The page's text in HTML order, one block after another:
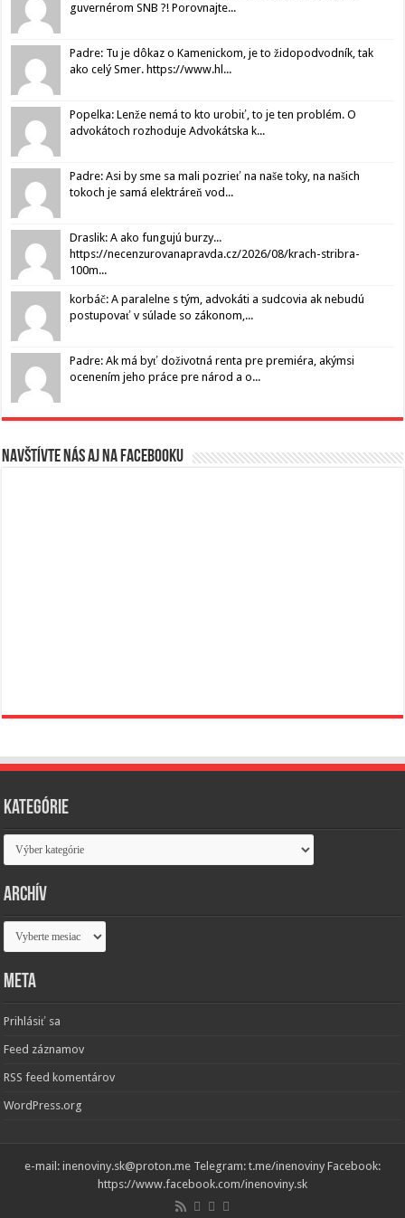
guvernérom SNB ?! Porovnajte...
Padre: Tu je dôkaz o Kamenickom, je to židopodvodník, tak
ako celý Smer. https://www.hl...
Popelka: Lenže nemá to kto urobiť, to je ten problém. O
advokátoch rozhoduje Advokátska k...
Padre: Asi by sme sa mali pozrieť na naše toky, na našich
tokoch je samá elektráreň vod...
Draslik: A ako fungujú burzy...
https://necenzurovanapravda.cz/2026/08/krach-stribra-
100m...
korbáč: A paralelne s tým, advokáti a sudcovia ak nebudú
postupovať v súlade so zákonom,...
Padre: Ak má byť doživotná renta pre premiéra, akýmsi
ocenením jeho práce pre národ a o...
Navštívte nás aj na Facebooku
Kategórie
Kategórie
Archív
Archív
Meta
Prihlásiť sa
Feed záznamov
RSS feed komentárov
WordPress.org
e-mail: inenoviny.sk@proton.me Telegram: t.me/inenoviny Facebook:
https://www.facebook.com/inenoviny.sk